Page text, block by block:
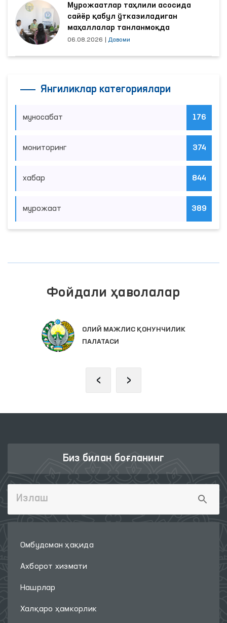
Мурожаатлар таҳлили асосида
сайёр қабул ўтказиладиган
маҳаллалар танланмоқда
06.08.2026 Давоми
Янгиликлар категориялари
муносабат 176
мониторинг 374
хабар 844
мурожаат 389
Фойдали ҳаволалар
ОЛИЙ МАЖЛИС ҚОНУНЧИЛИК
ПАЛАТАСИ
‹ ›
Биз билан боғланинг
Омбудсман ҳақида
Ахборот хизмати
Нашрлар
Халқаро ҳамкорлик